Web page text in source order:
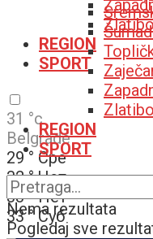
REGION
SPORT
31 °c
Belgrade
29 ° Сре
32 ° Чет
33 ° Пет
33 ° Суб
REGION
SPORT
Nema rezultata
Pogledaj sve